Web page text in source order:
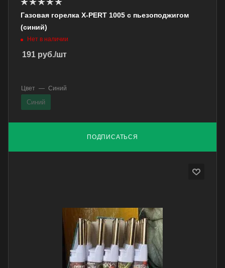
Газовая горелка X-PERT 1005 с пьезоподжигом
(синий)
Нет в наличии
191 руб./шт
ПОДПИСАТЬСЯ
Цвет — Синий
Синий